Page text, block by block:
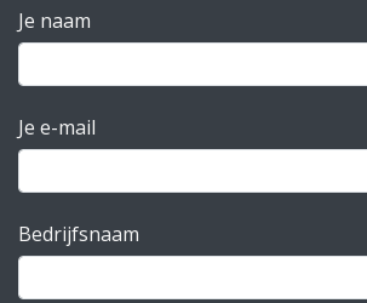
Je naam
Je e-mail
Bedrijfsnaam